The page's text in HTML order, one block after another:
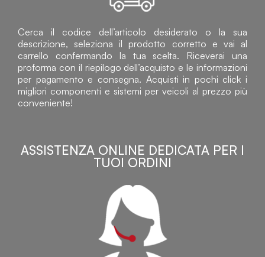
Cerca il codice dell’articolo desiderato o la sua
descrizione, seleziona il prodotto corretto e vai al
carrello confermando la tua scelta. Riceverai una
proforma con il riepilogo dell’acquisto e le informazioni
per pagamento e consegna. Acquisti in pochi click i
migliori componenti e sistemi per veicoli al prezzo più
conveniente!
ASSISTENZA ONLINE DEDICATA PER I
TUOI ORDINI